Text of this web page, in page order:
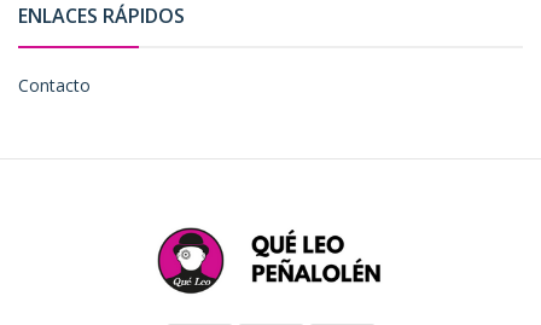
ENLACES RÁPIDOS
Contacto